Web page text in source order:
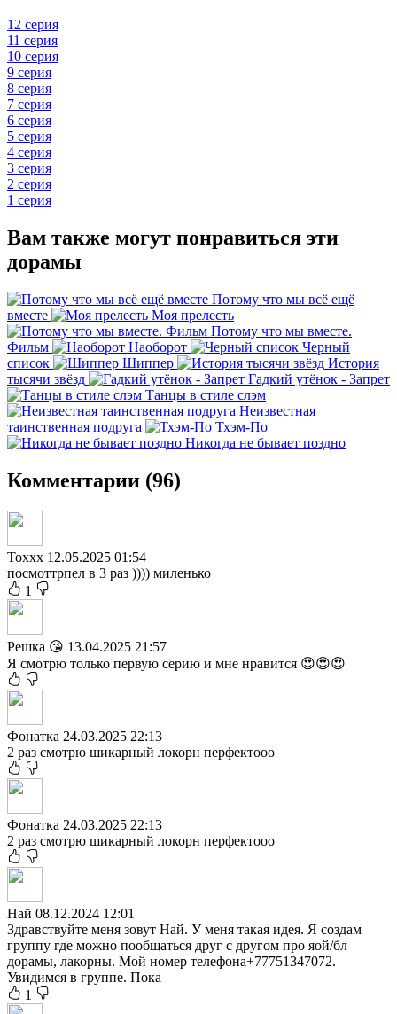
12 серия
11 серия
10 серия
9 серия
8 серия
7 серия
6 серия
5 серия
4 серия
3 серия
2 серия
1 серия
Вам также могут понравиться эти
дорамы
Потому что мы всё ещё
вместе
Моя прелесть
Потому что мы вместе.
Фильм
Наоборот
Черный
список
Шиппер
История
тысячи звёзд
Гадкий утёнок - Запрет
Танцы в стиле слэм
Неизвестная
таинственная подруга
Тхэм-По
Никогда не бывает поздно
Комментарии (96)
Toxxx 12.05.2025 01:54
посмоттрпел в 3 раз )))) миленько
1
Решка 😘 13.04.2025 21:57
Я смотрю только первую серию и мне нравится 😍😍😍
Фонатка 24.03.2025 22:13
2 раз смотрю шикарный локорн перфектооо
Фонатка 24.03.2025 22:13
2 раз смотрю шикарный локорн перфектооо
Най 08.12.2024 12:01
Здравствуйте меня зовут Най. У меня такая идея. Я создам
группу где можно пообщаться друг с другом про яой/бл
дорамы, лакорны. Мой номер телефона+77751347072.
Увидимся в группе. Пока
1